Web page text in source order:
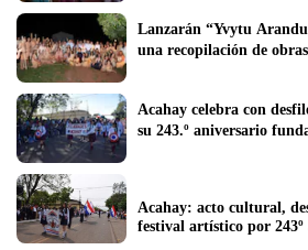
Lanzarán “Yvytu
una recopilación de
Acahay celebra con
su 243.º aniversario
Acahay: acto cultural,